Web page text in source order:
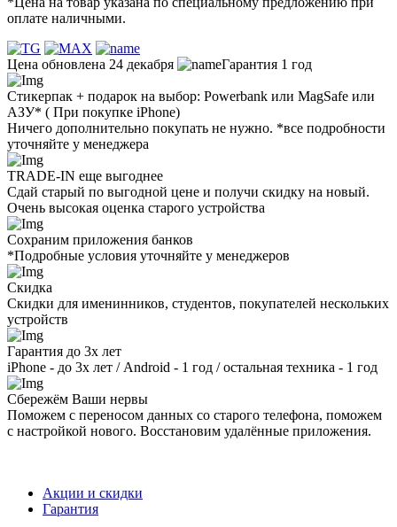
оплате наличными.
Цена обновлена 24 декабря Гарантия 1 год
Стикерпак + подарок на выбор: Powerbank или MagSafe или
AЗУ* ( При покупке iPhone)
Ничего дополнительно покупать не нужно. *все подробности
уточняйте у менеджера
TRADE-IN еще выгоднее
Сдай старый по выгодной цене и получи скидку на новый.
Очень высокая оценка старого устройства
Сохраним приложения банков
*Подробные условия уточняйте у менеджеров
Скидка
Скидки для именинников, студентов, покупателей нескольких
устройств
Гарантия до 3х лет
iPhone - до 3х лет / Android - 1 год / остальная техника - 1 год
Сбережём Ваши нервы
Поможем с переносом данных со старого телефона, поможем
с настройкой нового. Восстановим удалённые приложения.
Акции и скидки
Гарантия